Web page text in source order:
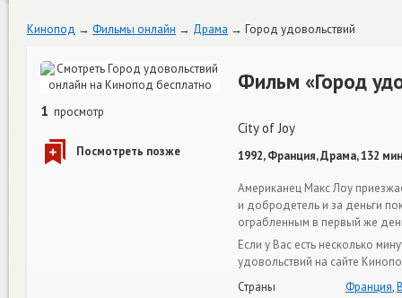
Кинопод Фильмы онлайн Драма Город удовольствий
1 просмотр
Фильм «Город
City of Joy
1992, Франция, Драма, 132
Американец Макс Лоу
и добродетель и за деньги
ограбленным в первый же
Если у Вас есть несколько
удовольствий на сайте
Страны
Франция,